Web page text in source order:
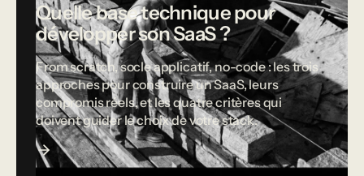
Quelle base technique pour
développer son SaaS ?
From scratch, socle applicatif, no-code : les trois
approches pour construire un SaaS, leurs
compromis réels, et les quatre critères qui
doivent guider le choix de votre stack.